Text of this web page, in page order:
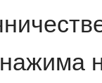
нажима